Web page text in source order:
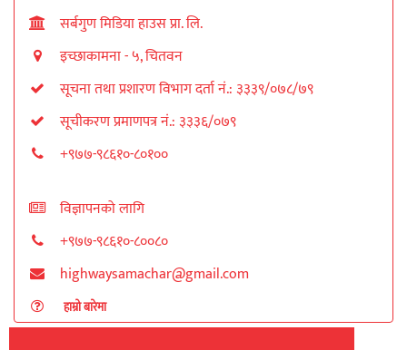
सर्बगुण मिडिया हाउस प्रा. लि.
इच्छाकामना - ५, चितवन
सूचना तथा प्रशारण विभाग दर्ता नं.: ३३३९/०७८/७९
सूचीकरण प्रमाणपत्र नं.: ३३३६/०७९
+९७७-९८६१०-८०१००
विज्ञापनको लागि
+९७७-९८६१०-८००८०
highwaysamachar@gmail.com
हाम्रो बारेमा